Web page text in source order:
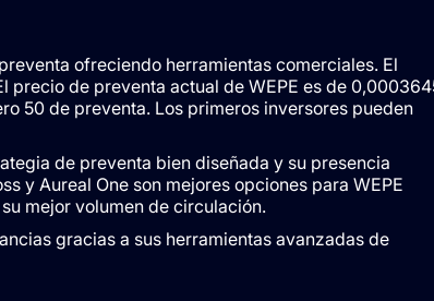
ofreciendo herramientas comerciales. El
precio de preventa actual de WEPE es de
50 de preventa. Los primeros inversores pueden
de preventa bien diseñada y su presencia
y Aureal One son mejores opciones para WEPE
mejor volumen de circulación.
gracias a sus herramientas avanzadas de